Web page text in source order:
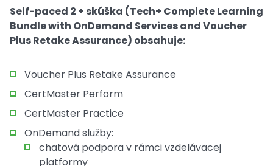
Self-paced 2 + skúška (Tech+ Complete Learning
Bundle with OnDemand Services and Voucher
Plus Retake Assurance) obsahuje:
Voucher Plus Retake Assurance
CertMaster Perform
CertMaster Practice
OnDemand služby:
chatová podpora v rámci vzdelávacej
platformy